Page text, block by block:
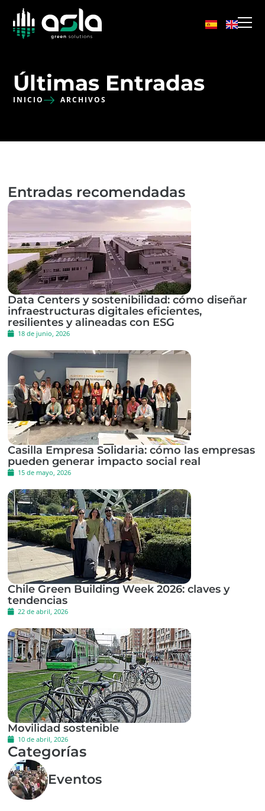
Últimas Entradas
INICIO ARCHIVOS
Entradas recomendadas
Data Centers y sostenibilidad: cómo diseñar
infraestructuras digitales eficientes,
resilientes y alineadas con ESG
18 de junio, 2026
Casilla Empresa Solidaria: cómo las empresas
pueden generar impacto social real
15 de mayo, 2026
Chile Green Building Week 2026: claves y
tendencias
22 de abril, 2026
Movilidad sostenible
10 de abril, 2026
Categorías
Eventos